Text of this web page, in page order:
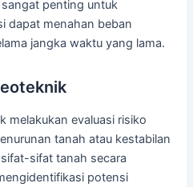
penting untuk
dapat menahan beban
jangka waktu yang lama.
melakukan evaluasi risiko
tanah atau kestabilan
sifat tanah secara
potensi